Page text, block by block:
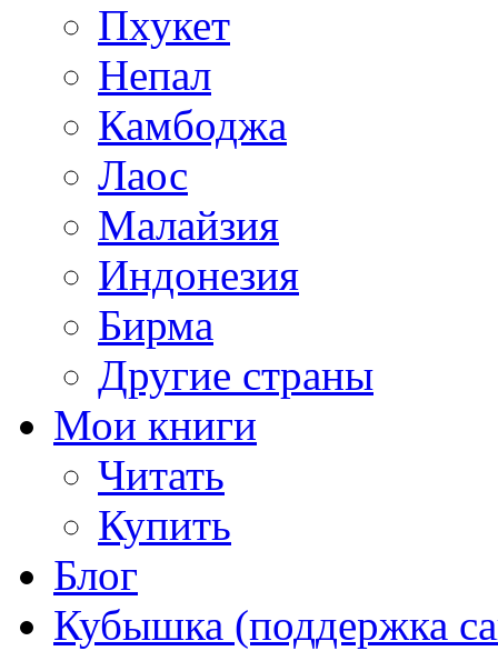
Пхукет
Непал
Камбоджа
Лаос
Малайзия
Индонезия
Бирма
Другие страны
Мои книги
Читать
Купить
Блог
Кубышка (поддержка